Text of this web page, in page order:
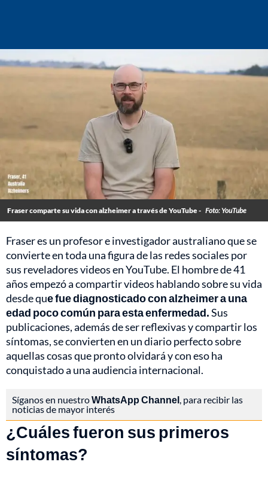
Fraser comparte su vida con alzheimer a través de YouTube - Foto: YouTube
Fraser es un profesor e investigador australiano que se
convierte en toda una figura de las redes sociales por
sus reveladores videos en YouTube. El hombre de 41
años empezó a compartir videos hablando sobre su vida
desde que fue diagnosticado con alzheimer a una
edad poco común para esta enfermedad.Sus
publicaciones, además de ser reflexivas y compartir los
síntomas, se convierten en un diario perfecto sobre
aquellas cosas que pronto olvidará y con eso ha
conquistado a una audiencia internacional.
Síganos en nuestroWhatsApp Channel, para recibir las
noticias de mayor interés
¿Cuáles fueron sus primeros
síntomas?